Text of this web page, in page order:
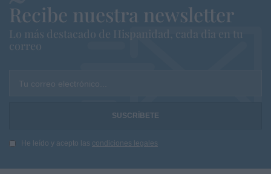
Recibe nuestra newsletter
Lo más destacado de Hispanidad, cada dia en tu
correo
Tu correo electrónico...
He leído y acepto las condiciones legales